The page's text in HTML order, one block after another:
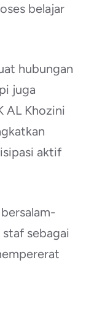
belajar
hubungan
juga
AL Khozini
aktif
staf sebagai